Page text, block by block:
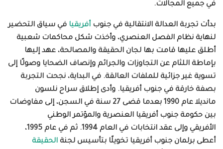
في جميع المجالات.
بدأت تجربة العدالة الانتقالية في جنوب أفريقيا في سياق التحضير
لنهاية نظام الفصل العنصري، وأخذت شكل محاكمات شعبية
أطلق عليها قامت بها لجان الحقيقة والمصالحة، عهد إليها
بإماطة اللثام عن التجاوزات والجرائم وإنصاف الضحايا وصولًا إلى
تسوية غير جزائية للملفات العالقة. في البداية، نجحت التجربة
بصفة خارقة في جنوب أفريقيا. وأدى إطلاق سراح نلسون
مانديلا
عام 1990 بعدما قضى 27 سنة في السجن، إلى مفاوضات
بين حكومة جنوب أفريقيا العنصرية والمؤتمر الوطني
الأفريقي
وإلى عقد انتخابات في العام 1994. ثم في عام 1995،
أعطى برلمان جنوب أفريقيا تخويلًا بتأسيس لجنة الحقيقة